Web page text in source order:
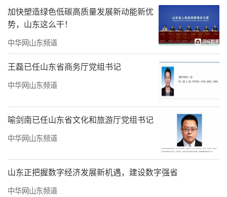
绿色竞争力：低碳共生，智造显担当
不止“智造”，更做“绿造”，海尔空调
泰国春武里园区坚持数智升级与绿色发展同步
创新应用海外首家真空脱脂环保技术，分
布式光伏系统年发电近9兆瓦时，年减排CO₂超
万吨，斩获泰国BOI最高级别A2+认证。用清洁
电力驱动生产，用环保技术守护生态，成为海
外可持续制造的典范。
加快塑造绿色低碳高质量发展新动能新优
势，山东这么干！
中华网山东频道
王磊已任山东省商务厅党组书记
中华网山东频道
喻剑南已任山东省文化和旅游厅党组书记
中华网山东频道
山东正把握数字经济发展新机遇，建设数字强省
中华网山东频道